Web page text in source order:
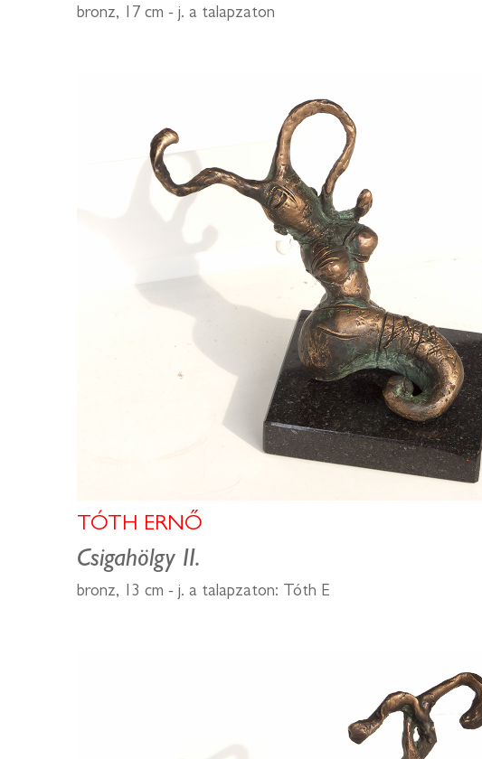
bronz, 17 cm - j. a talapzaton
TÓTH ERNŐ
Csigahölgy II.
bronz, 13 cm - j. a talapzaton: Tóth E